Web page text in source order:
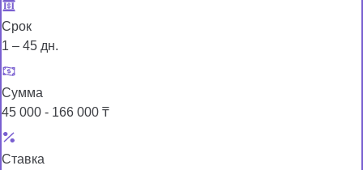
Срок
1 – 45 дн.
Сумма
45 000 - 166 000 ₸
Ставка